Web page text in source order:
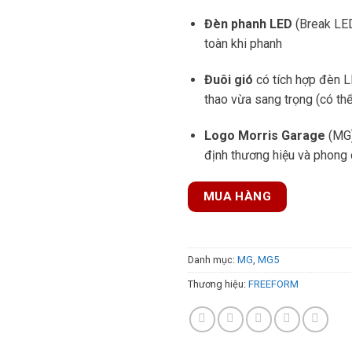
Đèn phanh LED (Break
toàn khi phanh
Đuôi gió có tích hợp đèn
thao vừa sang trọng (có
Logo Morris Garage
định thương hiệu và phong
MUA HÀNG
Danh mục: MG, MG5
Thương hiệu: FREEFORM